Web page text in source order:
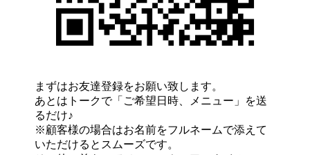
まずはお友達登録をお願い致します。
あとはトークで「ご希望日時、メニュー」を送
るだけ♪
※顧客様の場合はお名前をフルネームで添えて
いただけるとスムーズです。